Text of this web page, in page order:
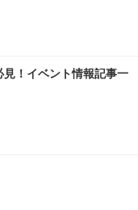
見！イベント情報記事一